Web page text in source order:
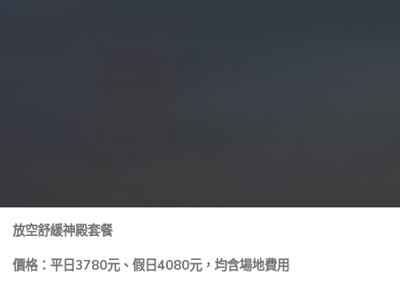
放空舒緩神殿套餐
價格：平日3780元、假日4080元，均含場地費用